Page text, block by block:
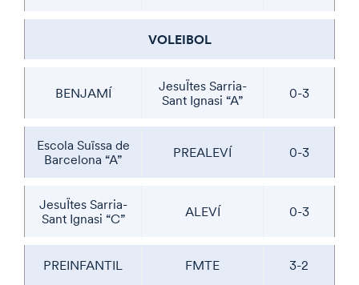
VOLEIBOL
BENJAMÍ
JesuÏtes Sarria-
Sant Ignasi “A”
0-3
Escola Suïssa de
Barcelona “A”
PREALEVÍ 0-3
JesuÏtes Sarria-
Sant Ignasi “C”
ALEVÍ 0-3
PREINFANTIL FMTE 3-2